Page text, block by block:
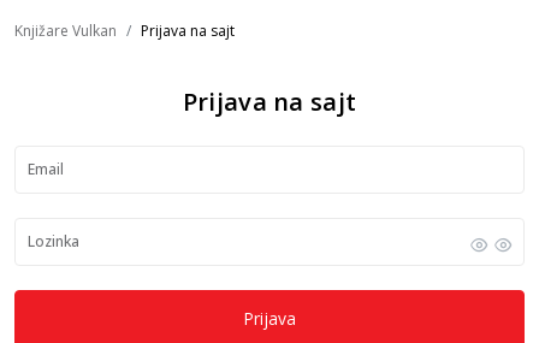
Knjižare Vulkan Prijava na sajt
Prijava na sajt
Email
Lozinka
Prijava